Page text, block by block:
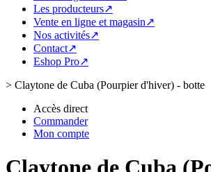
Les producteurs↗
Vente en ligne et magasin↗
Nos activités↗
Contact↗
Eshop Pro↗
> Claytone de Cuba (Pourpier d'hiver) - botte
Accès direct
Commander
Mon compte